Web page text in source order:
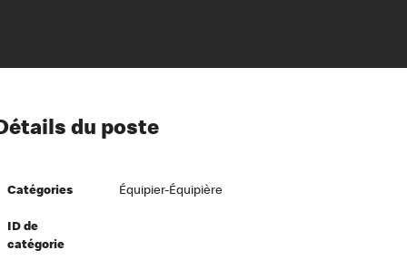
à l’égard de nos employés
directeurs
équité et inclusion
au travail
du poste
Catégories Équipier-Équipière
ID de
catégorie